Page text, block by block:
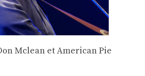
Mclean et American Pie